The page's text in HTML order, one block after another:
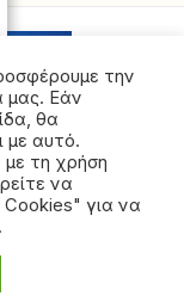
ρητά η
έγγραφη άδεια
την
μας. Εάν
θα
με αυτό.
με τη χρήση
να
Cookies" για να